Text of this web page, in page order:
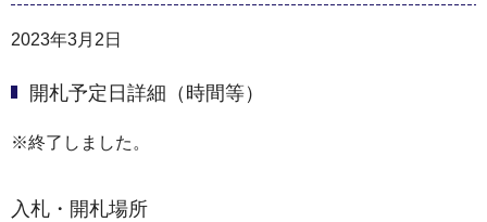
2023年3月2日
開札予定日詳細（時間等）
※終了しました。
入札・開札場所